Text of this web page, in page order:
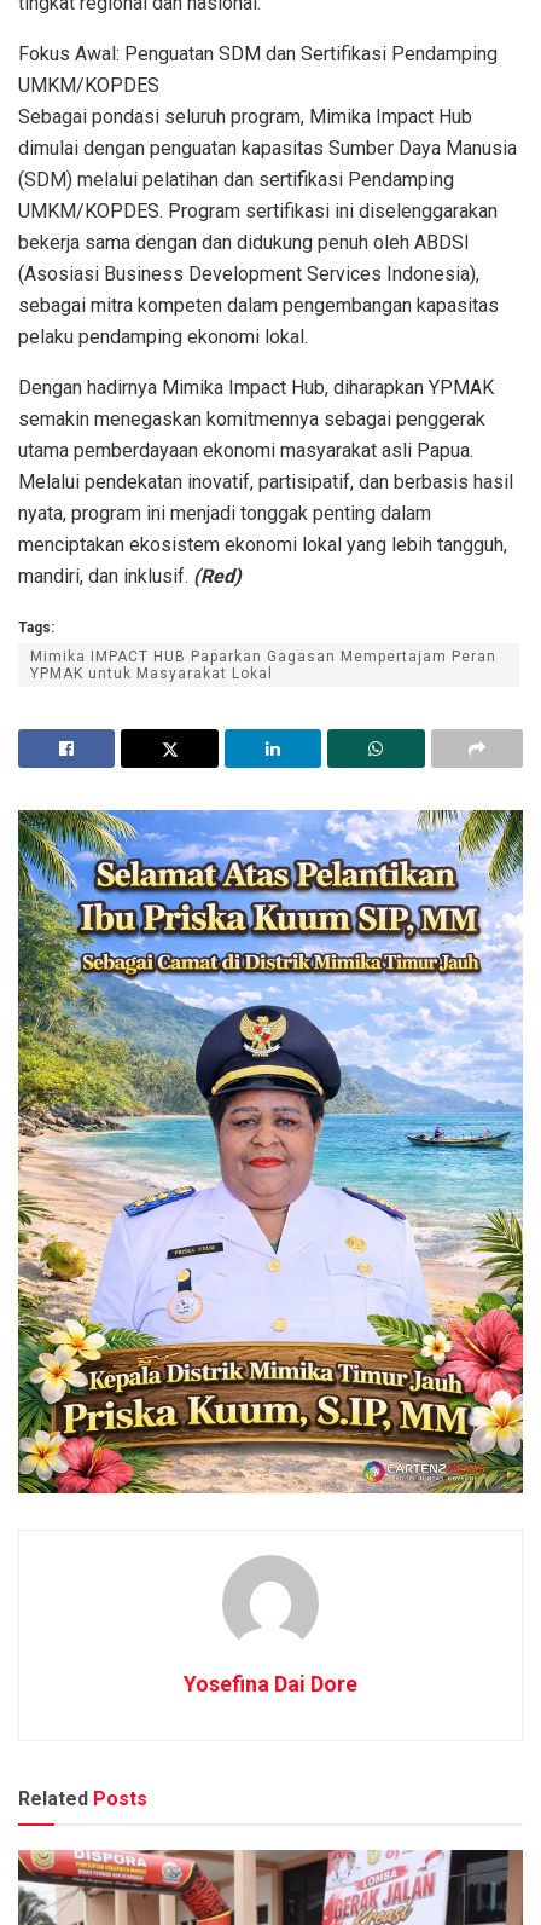
Fokus Awal: Penguatan SDM dan Sertifikasi Pendamping
UMKM/KOPDES
Sebagai pondasi seluruh program, Mimika Impact Hub
dimulai dengan penguatan kapasitas Sumber Daya Manusia
(SDM) melalui pelatihan dan sertifikasi Pendamping
UMKM/KOPDES. Program sertifikasi ini diselenggarakan
bekerja sama dengan dan didukung penuh oleh ABDSI
(Asosiasi Business Development Services Indonesia),
sebagai mitra kompeten dalam pengembangan kapasitas
pelaku pendamping ekonomi lokal.
Dengan hadirnya Mimika Impact Hub, diharapkan YPMAK
semakin menegaskan komitmennya sebagai penggerak
utama pemberdayaan ekonomi masyarakat asli Papua.
Melalui pendekatan inovatif, partisipatif, dan berbasis hasil
nyata, program ini menjadi tonggak penting dalam
menciptakan ekosistem ekonomi lokal yang lebih tangguh,
mandiri, dan inklusif. (Red)
Tags:
Mimika IMPACT HUB Paparkan Gagasan Mempertajam Peran
YPMAK untuk Masyarakat Lokal
Yosefina Dai Dore
Related Posts